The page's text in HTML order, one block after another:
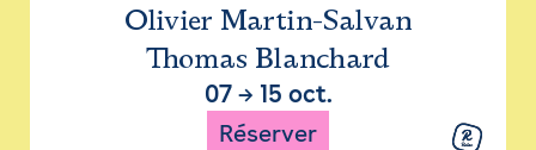
Olivier Martin-Salvan
Thomas Blanchard
07→ 15 oct.
Réserver